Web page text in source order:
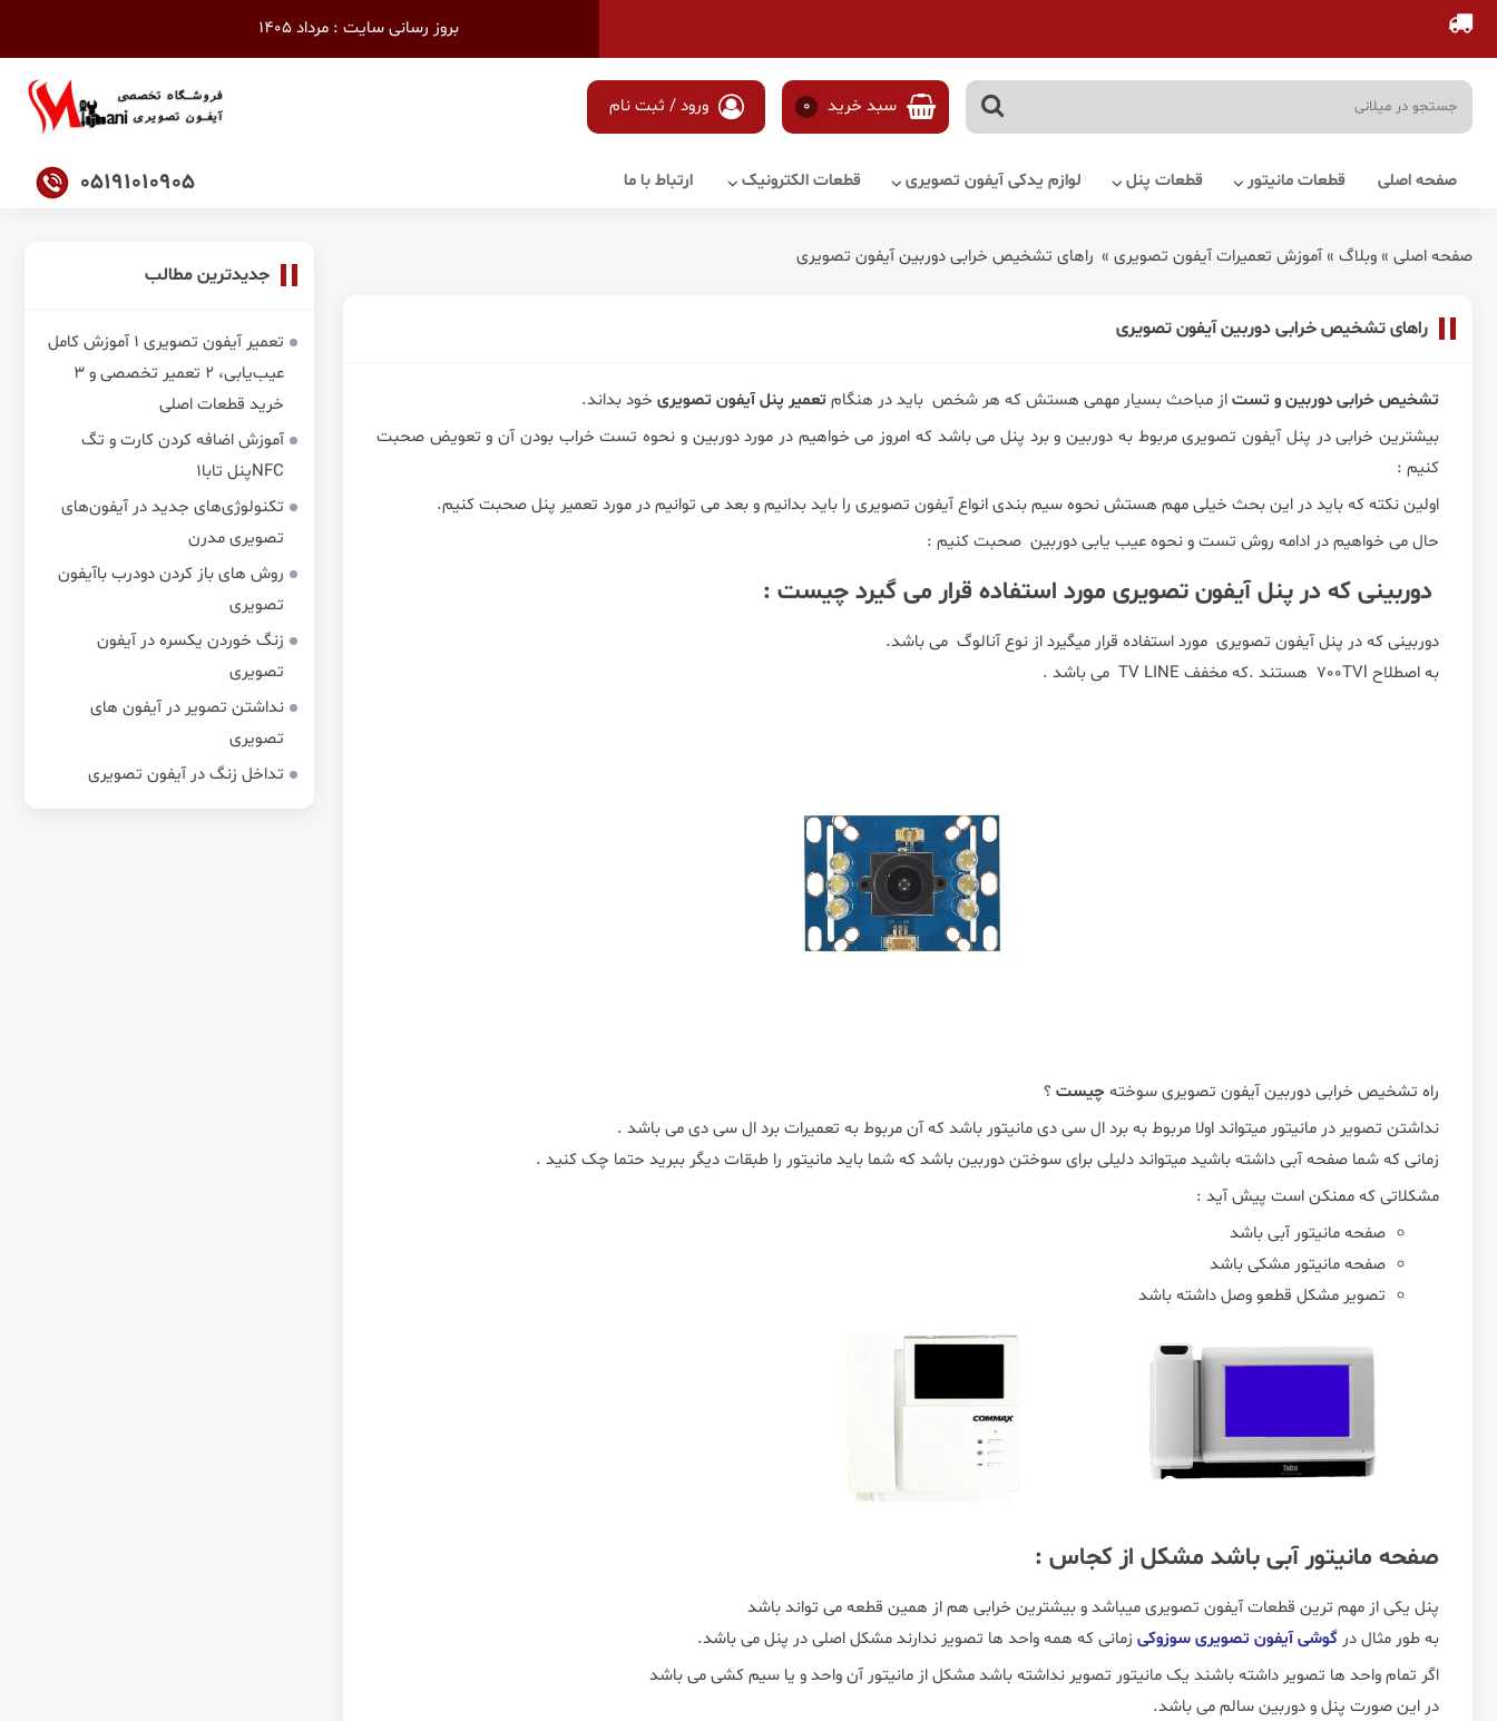
بروز رسانی سایت : مرداد 1405
سبد خرید 0 ورود / ثبت نام
صفحه اصلی قطعات مانیتور قطعات پنل لوازم یدکی آیفون تصویری قطعات الکترونیک ارتباط با ما 05191010905
صفحه اصلی » وبلاگ » آموزش تعمیرات آیفون تصویری » راهای تشخیص خرابی دوربین آیفون تصویری
راهای تشخیص خرابی دوربین آیفون تصویری
تشخیص خرابی دوربین و تستاز مباحث بسیار مهمی هستش که هر شخص باید در هنگام تعمیر پنل آیفون تصویری خود بداند.
بیشترین خرابی در پنل آیفون تصویری مربوط به دوربین و برد پنل می باشد که امروز می خواهیم در مورد دوربین و نحوه تست خراب بودن آن و تعویض صحبت
کنیم :
اولین نکته که باید در این بحث خیلی مهم هستش نحوه سیم بندی انواع آیفون تصویری را باید بدانیم و بعد می توانیم در مورد تعمیر پنل صحبت کنیم.
حال می خواهیم در ادامه روش تست و نحوه عیب یابی دوربین صحبت کنیم :
دوربینی که در پنل آیفون تصویری مورد استفاده قرار می گیرد چیست :
دوربینی که در پنل آیفون تصویری مورد استفاده قرار میگیرد از نوع آنالوگ می باشد.
به اصطلاح 700TVl هستند .که مخفف TV LINE می باشد .
راه تشخیص خرابی دوربین آیفون تصویری سوختهچیست ؟
نداشتن تصویر در مانیتور میتواند اولا مربوط به برد ال سی دی مانیتور باشد که آن مربوط به تعمیرات برد ال سی دی می باشد .
زمانی که شما صفحه آبی داشته باشید میتواند دلیلی برای سوختن دوربین باشد که شما باید مانیتور را طبقات دیگر ببرید حتما چک کنید .
مشکلاتی که ممنکن است پیش آید :
صفحه مانیتور آبی باشد
صفحه مانیتور مشکی باشد
تصویر مشکل قطعو وصل داشته باشد
صفحه مانیتور آبی باشد مشکل از کجاس :
پنل یکی از مهم ترین قطعات آیفون تصویری میباشد و بیشترین خرابی هم از همین قطعه می تواند باشد
به طور مثال در گوشی آیفون تصویری سوزوکی زمانی که همه واحد ها تصویر ندارند مشکل اصلی در پنل می باشد.
اگر تمام واحد ها تصویر داشته باشند یک مانیتور تصویر نداشته باشد مشکل از مانیتور آن واحد و یا سیم کشی می باشد
در این صورت پنل و دوربین سالم می باشد.
جدیدترین مطالب
تعمیر آیفون تصویری 1 آموزش کامل
عیب‌یابی، 2 تعمیر تخصصی و 3
خرید قطعات اصلی
آموزش اضافه کردن کارت و تگ
NFCپنل تابا1
تکنولوژی‌های جدید در آیفون‌های
تصویری مدرن
روش های باز کردن دودرب باآیفون
تصویری
زنگ خوردن یکسره در آیفون
تصویری
نداشتن تصویر در آیفون های
تصویری
تداخل زنگ در آیفون تصویری